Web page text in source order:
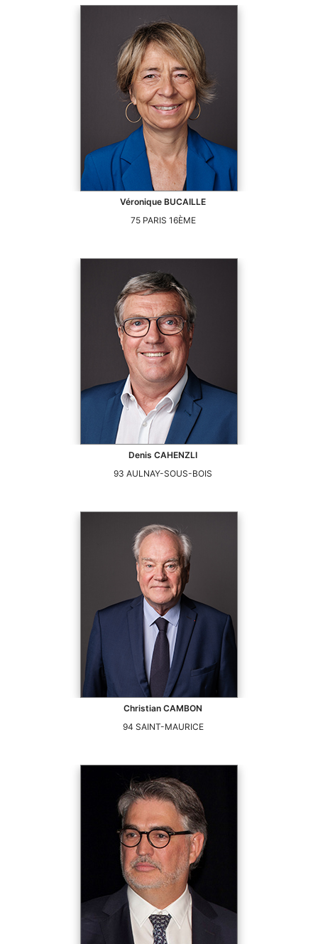
Véronique BUCAILLE
75 PARIS 16ÈME
Denis CAHENZLI
93 AULNAY-SOUS-BOIS
Christian CAMBON
94 SAINT-MAURICE